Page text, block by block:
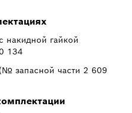
накидной гайкой
134
запасной части 2 609